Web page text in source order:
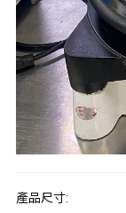
產品尺寸: